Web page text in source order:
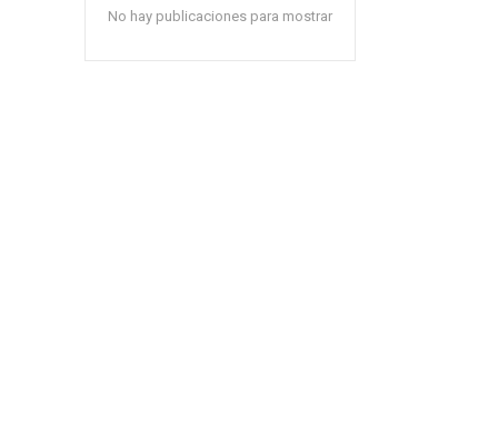
No hay publicaciones para mostrar